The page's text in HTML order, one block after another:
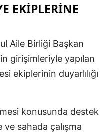
EKİPLERİNE
Aile Birliği Başkan
girişimleriyle yapılan
ekiplerinin duyarlılığı
konusunda destek
ve sahada çalışma